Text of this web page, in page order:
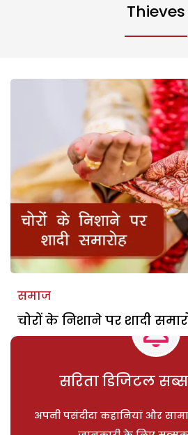
Thieves
समाज
चोरों के निशाने पर शादी
सरिता डिजिटल
अपनी पसंदीदा कहानियां और